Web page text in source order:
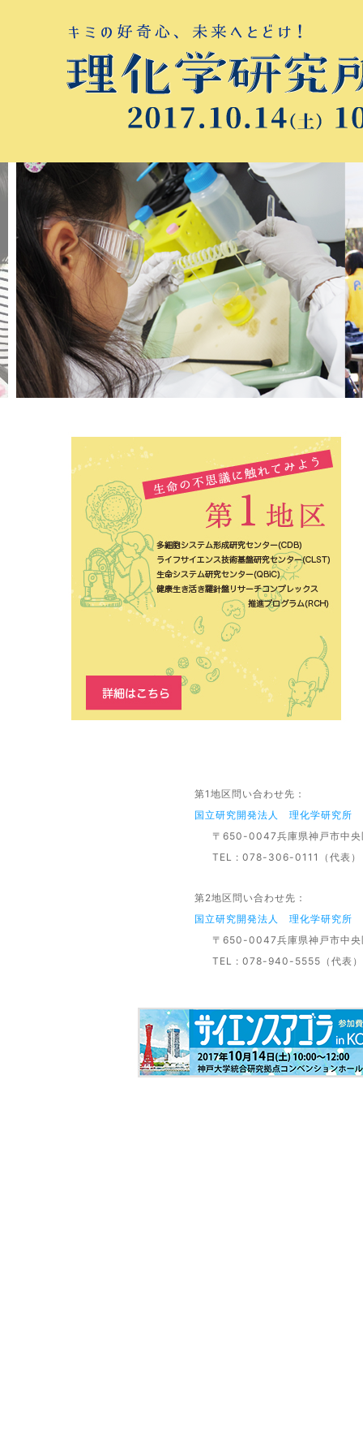
第1地区問い合わせ先：
国立研究開発法人 理化学研究所
〒650-0047兵庫県神戸市中
TEL : 078-306-0111（代表
第2地区問い合わせ先：
国立研究開発法人 理化学研究所
〒650-0047兵庫県神戸市中
TEL : 078-940-5555（代表）